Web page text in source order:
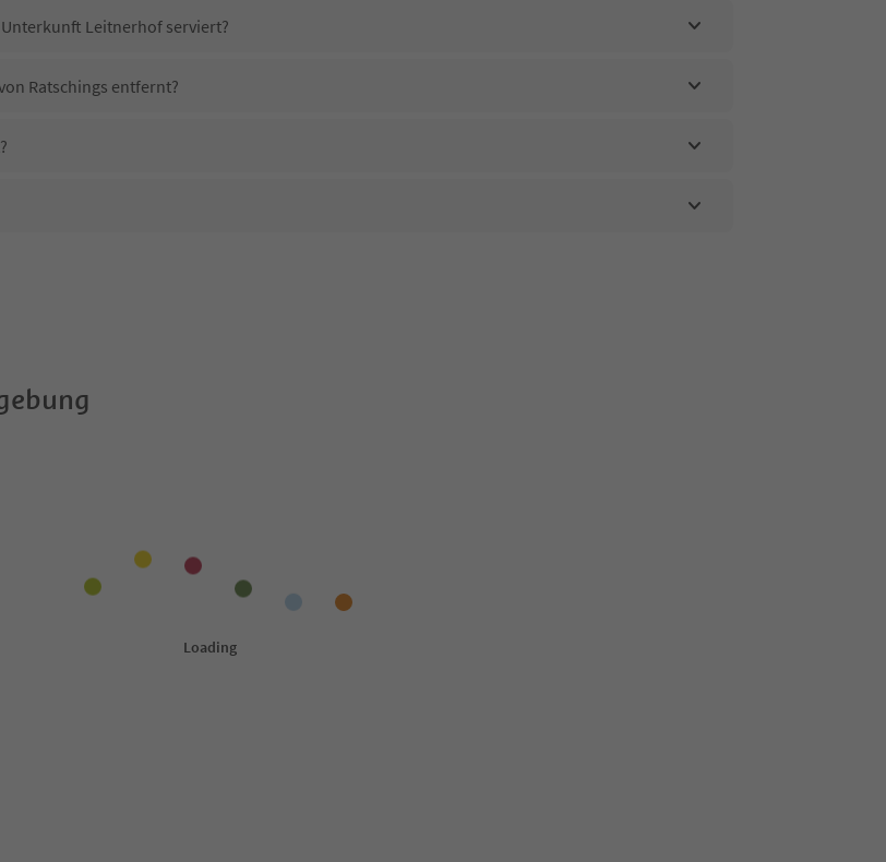
Leitnerhof serviert?
Ratschings entfernt?
erlaubt?